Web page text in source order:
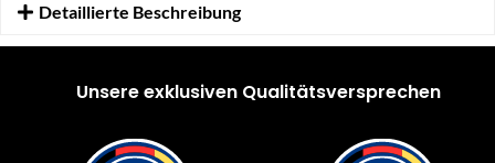
Detaillierte Beschreibung
Unsere exklusiven Qualitätsversprechen